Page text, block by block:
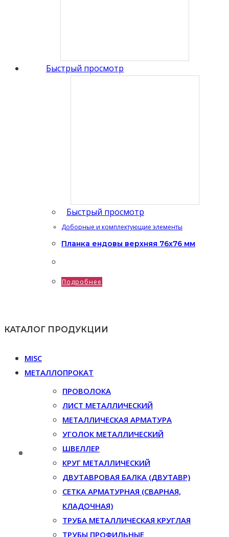
Быстрый просмотр
Быстрый просмотр
Доборные и комплектующие элементы
Планка ендовы верхняя 76х76 мм
Подробнее
КАТАЛОГ ПРОДУКЦИИ
MISC
МЕТАЛЛОПРОКАТ
ПРОВОЛОКА
ЛИСТ МЕТАЛЛИЧЕСКИЙ
МЕТАЛЛИЧЕСКАЯ АРМАТУРА
УГОЛОК МЕТАЛЛИЧЕСКИЙ
ШВЕЛЛЕР
КРУГ МЕТАЛЛИЧЕСКИЙ
ДВУТАВРОВАЯ БАЛКА (ДВУТАВР)
СЕТКА АРМАТУРНАЯ (СВАРНАЯ,
КЛАДОЧНАЯ)
ТРУБА МЕТАЛЛИЧЕСКАЯ КРУГЛАЯ
ТРУБЫ ПРОФИЛЬНЫЕ